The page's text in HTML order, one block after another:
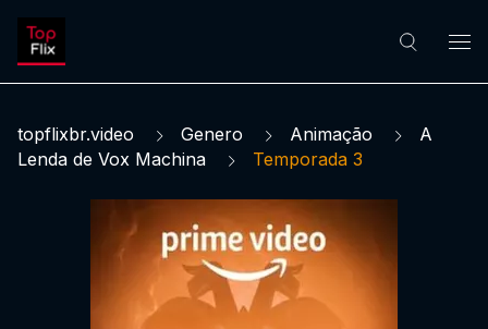
topflixbr.video Genero Animação
A
Lenda de Vox Machina
Temporada 3